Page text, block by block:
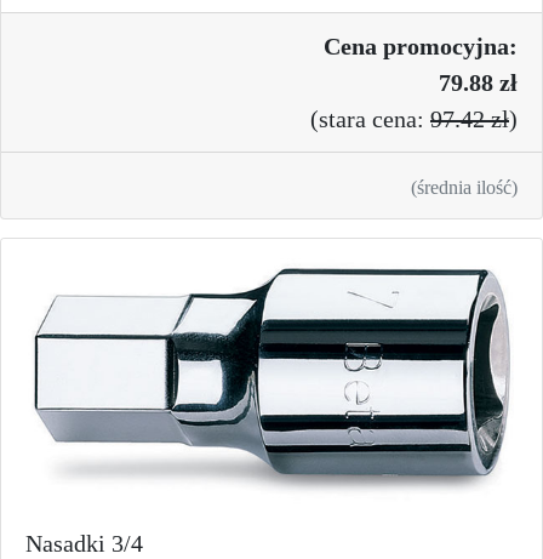
Cena promocyjna:
79.88 zł
(stara cena: 97.42 zł)
(średnia ilość)
Nasadki 3/4